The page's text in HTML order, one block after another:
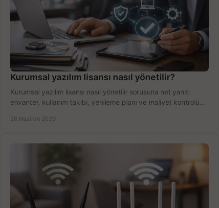
Kurumsal yazılım lisansı nasıl yönetilir?
Kurumsal yazılım lisansı nasıl yönetilir sorusuna net yanıt:
envanter, kullanım takibi, yenileme planı ve maliyet kontrolü
26 Haziran 2026